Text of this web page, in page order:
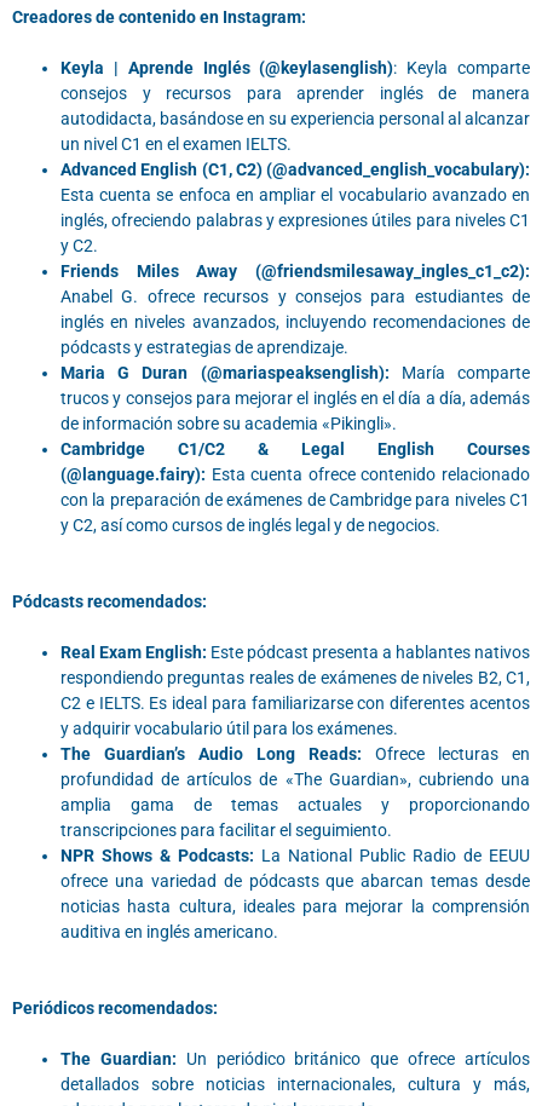
Creadores de contenido en Instagram:
Keyla | Aprende Inglés (@keylasenglish): Keyla comparte
consejos y recursos para aprender inglés de manera
autodidacta, basándose en su experiencia personal al alcanzar
un nivel C1 en el examen IELTS.
Advanced English (C1, C2) (@advanced_english_vocabulary):
Esta cuenta se enfoca en ampliar el vocabulario avanzado en
inglés, ofreciendo palabras y expresiones útiles para niveles C1
y C2.
Friends Miles Away (@friendsmilesaway_ingles_c1_c2):
Anabel G. ofrece recursos y consejos para estudiantes de
inglés en niveles avanzados, incluyendo recomendaciones de
pódcasts y estrategias de aprendizaje.
Maria G Duran (@mariaspeaksenglish): María comparte
trucos y consejos para mejorar el inglés en el día a día, además
de información sobre su academia «Pikingli».
Cambridge C1/C2 & Legal English Courses
(@language.fairy): Esta cuenta ofrece contenido relacionado
con la preparación de exámenes de Cambridge para niveles C1
y C2, así como cursos de inglés legal y de negocios.
Pódcasts recomendados:
Real Exam English: Este pódcast presenta a hablantes nativos
respondiendo preguntas reales de exámenes de niveles B2, C1,
C2 e IELTS. Es ideal para familiarizarse con diferentes acentos
y adquirir vocabulario útil para los exámenes.
The Guardian’s Audio Long Reads: Ofrece lecturas en
profundidad de artículos de «The Guardian», cubriendo una
amplia gama de temas actuales y proporcionando
transcripciones para facilitar el seguimiento.
NPR Shows & Podcasts: La National Public Radio de EEUU
ofrece una variedad de pódcasts que abarcan temas desde
noticias hasta cultura, ideales para mejorar la comprensión
auditiva en inglés americano.
Periódicos recomendados:
The Guardian: Un periódico británico que ofrece artículos
detallados sobre noticias internacionales, cultura y más,